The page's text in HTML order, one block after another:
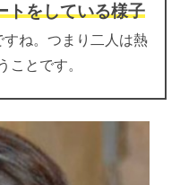
トをしている様子
すね。つまり二人は熱
ことです。